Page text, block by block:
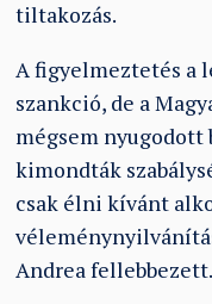
tiltakozás.
A figyelmeztetés a
szankció, de a
mégsem nyugodott
kimondták
csak élni kívánt
Andrea fellebbezett.